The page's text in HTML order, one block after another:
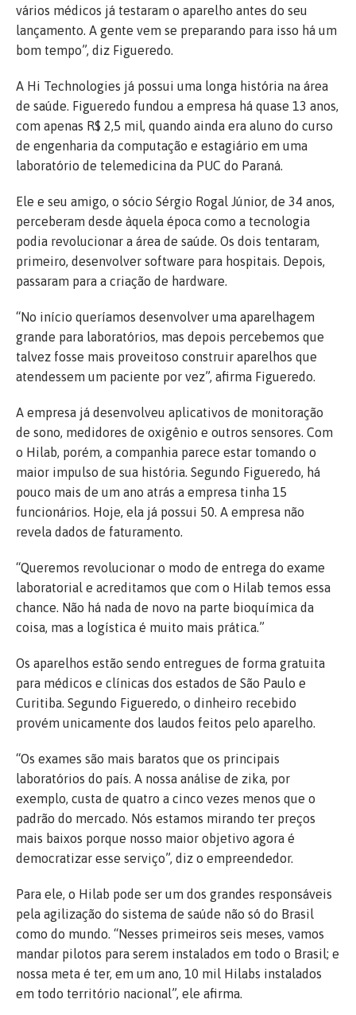
vários médicos já testaram o aparelho antes do seu
lançamento. A gente vem se preparando para isso há um
bom tempo”, diz Figueredo.
A Hi Technologies já possui uma longa história na área
de saúde. Figueredo fundou a empresa há quase 13 anos,
com apenas R$ 2,5 mil, quando ainda era aluno do curso
de engenharia da computação e estagiário em uma
laboratório de telemedicina da PUC do Paraná.
Ele e seu amigo, o sócio Sérgio Rogal Júnior, de 34 anos,
perceberam desde àquela época como a tecnologia
podia revolucionar a área de saúde. Os dois tentaram,
primeiro, desenvolver software para hospitais. Depois,
passaram para a criação de hardware.
“No início queríamos desenvolver uma aparelhagem
grande para laboratórios, mas depois percebemos que
talvez fosse mais proveitoso construir aparelhos que
atendessem um paciente por vez”, afirma Figueredo.
A empresa já desenvolveu aplicativos de monitoração
de sono, medidores de oxigênio e outros sensores. Com
o Hilab, porém, a companhia parece estar tomando o
maior impulso de sua história. Segundo Figueredo, há
pouco mais de um ano atrás a empresa tinha 15
funcionários. Hoje, ela já possui 50. A empresa não
revela dados de faturamento.
“Queremos revolucionar o modo de entrega do exame
laboratorial e acreditamos que com o Hilab temos essa
chance. Não há nada de novo na parte bioquímica da
coisa, mas a logística é muito mais prática.”
Os aparelhos estão sendo entregues de forma gratuita
para médicos e clínicas dos estados de São Paulo e
Curitiba. Segundo Figueredo, o dinheiro recebido
provém unicamente dos laudos feitos pelo aparelho.
“Os exames são mais baratos que os principais
laboratórios do país. A nossa análise de zika, por
exemplo, custa de quatro a cinco vezes menos que o
padrão do mercado. Nós estamos mirando ter preços
mais baixos porque nosso maior objetivo agora é
democratizar esse serviço”, diz o empreendedor.
Para ele, o Hilab pode ser um dos grandes responsáveis
pela agilização do sistema de saúde não só do Brasil
como do mundo. “Nesses primeiros seis meses, vamos
mandar pilotos para serem instalados em todo o Brasil; e
nossa meta é ter, em um ano, 10 mil Hilabs instalados
em todo território nacional”, ele afirma.